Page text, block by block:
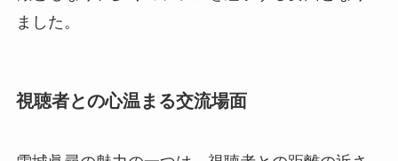
ました。
視聴者との心温まる交流場面